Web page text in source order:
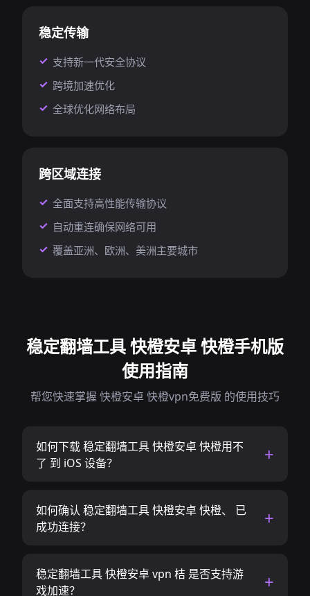
稳定传输
支持新一代安全协议
跨境加速优化
全球优化网络布局
跨区域连接
全面支持高性能传输协议
自动重连确保网络可用
覆盖亚洲、欧洲、美洲主要城市
稳定翻墙工具 快橙安卓 快橙手机版
使用指南
帮您快速掌握 快橙安卓 快橙vpn免费版 的使用技巧
如何下载 稳定翻墙工具 快橙安卓 快橙用不
了 到 iOS 设备？
如何确认 稳定翻墙工具 快橙安卓 快橙、 已
成功连接？
稳定翻墙工具 快橙安卓 vpn 桔 是否支持游
戏加速？